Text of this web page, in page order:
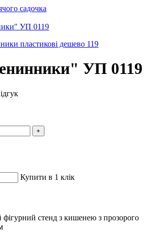
садочка
УП 0119
УП 0119
+
Купити в 1 клік
фігурний стенд з кишенею з прозорого